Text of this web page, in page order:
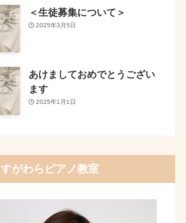
＜生徒募集について＞
2025年3月5日
あけましておめでとうござい
ます
2025年1月1日
すがわらピアノ教室